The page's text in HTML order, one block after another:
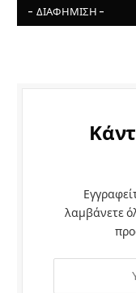
- ΔΙΑΦΉΜΙΣΗ -
λαμβάνετε